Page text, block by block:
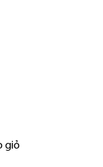
giỏ